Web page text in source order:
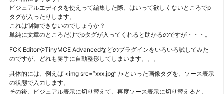
ビジュアルエディタを使えって編集した際、はいって欲しくないところでp
タグが入ったりします。
これは制御できないのでしょうか？
単純に文章のところだけでpタグが入ってくれると助かるのですが・・・。
FCK EditorやTinyMCE Advancedなどのプラグインをいろいろ試してみた
のですが、どれも勝手に自動整形してしまいます。。。
具体的には、例えば <img src=”xxx.jpg” />といった画像タグを、ソース表示
の状態で入力します。
その後、ビジュアル表示に切り替えて、再度ソース表示に切り替えると、